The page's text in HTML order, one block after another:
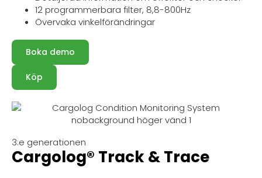
12 programmerbara filter, 8,8-800Hz
Övervaka vinkelförändringar
Boka demo
Köp
3:e generationen
Cargolog® Track & Trace